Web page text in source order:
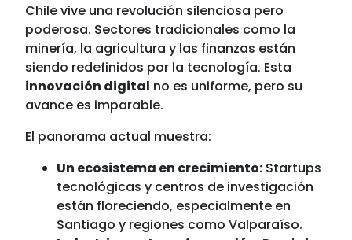
Chile vive una revolución silenciosa pero
poderosa. Sectores tradicionales como la
minería, la agricultura y las finanzas están
siendo redefinidos por la tecnología. Esta
innovación digital no es uniforme, pero su
avance es imparable.
El panorama actual muestra:
Un ecosistema en crecimiento: Startups
tecnológicas y centros de investigación
están floreciendo, especialmente en
Santiago y regiones como Valparaíso.